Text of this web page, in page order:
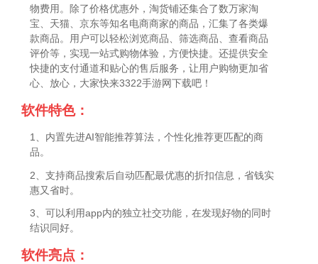
物费用。除了价格优惠外，淘货铺还集合了数万家淘
宝、天猫、京东等知名电商商家的商品，汇集了各类爆
款商品。用户可以轻松浏览商品、筛选商品、查看商品
评价等，实现一站式购物体验，方便快捷。还提供安全
快捷的支付通道和贴心的售后服务，让用户购物更加省
心、放心，大家快来3322手游网下载吧！
软件特色：
1、内置先进AI智能推荐算法，个性化推荐更匹配的商
品。
2、支持商品搜索后自动匹配最优惠的折扣信息，省钱实
惠又省时。
3、可以利用app内的独立社交功能，在发现好物的同时
结识同好。
软件亮点：